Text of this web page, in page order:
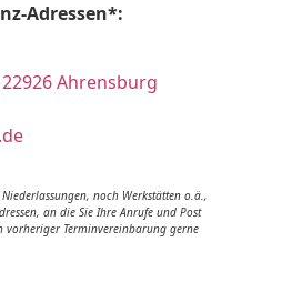
Adressen*:
Ahrensburg
noch Werkstätten o.ä.,
an die Sie Ihre Anrufe und Post
vorheriger Terminvereinbarung gerne